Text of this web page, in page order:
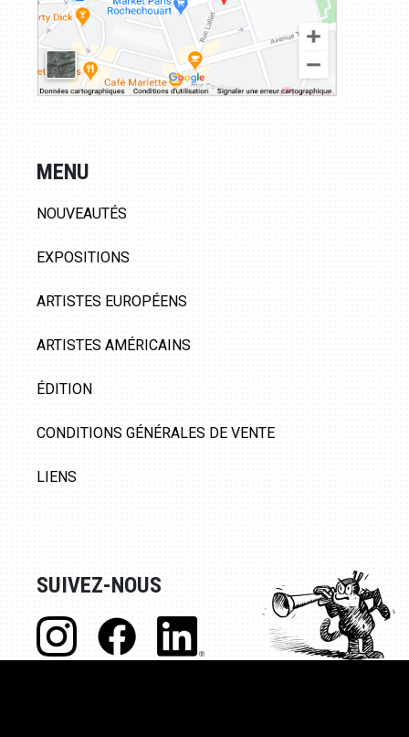
MENU
NOUVEAUTÉS
EXPOSITIONS
ARTISTES EUROPÉENS
ARTISTES AMÉRICAINS
ÉDITION
CONDITIONS GÉNÉRALES DE VENTE
LIENS
SUIVEZ-NOUS